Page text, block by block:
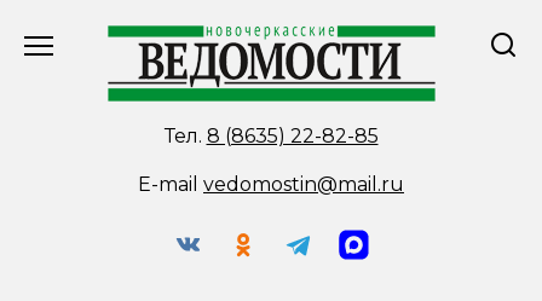
Тел. 8 (8635) 22-82-85
E-mail vedomostin@mail.ru